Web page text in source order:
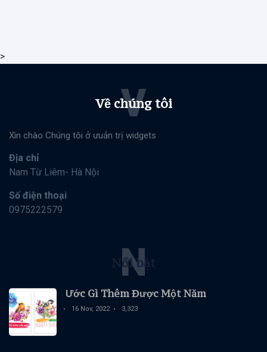
>
Về chúng tôi
V
Xìn chào Chúng tôi ở ưuản trị widgets
Địa chỉ
Nam Từ Liêm- Hà Nội
Số điện thoại
0975222579
Nổi bật
N
Ước Gì Thêm Được Một Năm
16 Nov, 2022 3,323